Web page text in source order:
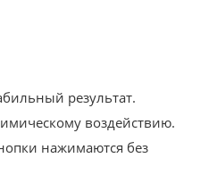
результат.
воздействию.
нажимаются без